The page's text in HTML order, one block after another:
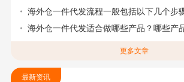
海外仓一件代发流程一般包括以下几个步
海外仓一件代发适合做哪些产品？哪些产
更多文章
最新资讯